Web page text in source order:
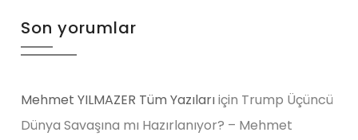
Son yorumlar
Mehmet YILMAZER Tüm Yazılarıiçin Trump Üçüncü
Dünya Savaşına mı Hazırlanıyor? – Mehmet